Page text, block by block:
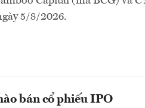
5/8/2026.
bán cổ phiếu IPO